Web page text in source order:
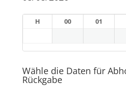
H 00 01
Wähle die Daten für
Rückgabe